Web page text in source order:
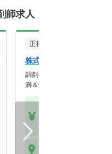
師求人
正社員
株式会社ツルハ 潟上昭
調剤＋OTCで成長！残業10
満＆休暇充実の大…